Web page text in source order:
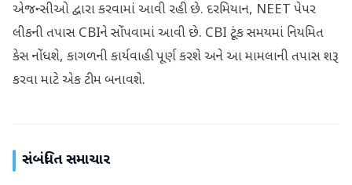
એજન્સીઓ દ્વારા કરવામાં આવી રહી છે. દરમિયાન, NEET પેપર
લીકની તપાસ CBIને સોંપવામાં આવી છે. CBI ટૂંક સમયમાં નિયમિત
કેસ નોંધશે, કાગળની કાર્યવાહી પૂર્ણ કરશે અને આ મામલાની તપાસ શરૂ
કરવા માટે એક ટીમ બનાવશે.
સંબંધિત સમાચાર